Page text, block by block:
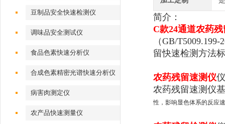
豆制品安全快速检测仪
调味品安全测试仪
食品色素快速分析仪
合成色素精密光谱快速分析仪
病害肉测定仪
农产品快速测量仪
简介：
C款24通道农药
（GB/
留快速检测方法
农药残留速测仪
农药残留速测仪
性，影响显色体系的反应